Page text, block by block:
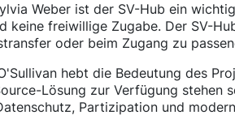
Weber ist der SV-Hub ein
keine freiwillige Zugabe. Der SV-
oder beim Zugang zu
hebt die Bedeutung des
Lösung zur Verfügung stehen
Partizipation und